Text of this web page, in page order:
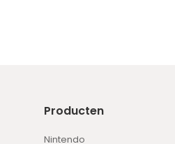
Producten
Nintendo